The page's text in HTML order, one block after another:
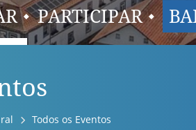
PARTICIPAR
Todos os Eventos